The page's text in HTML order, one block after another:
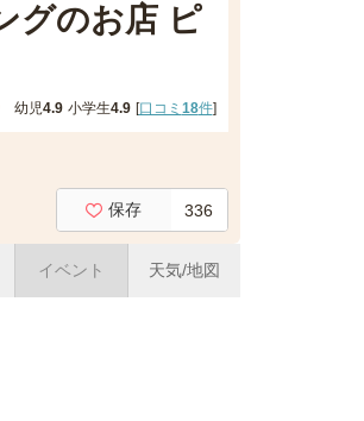
グのお店 ピ
幼児4.9 小学生4.9 [口コミ 18件]
保存 336
イベント 天気/地図